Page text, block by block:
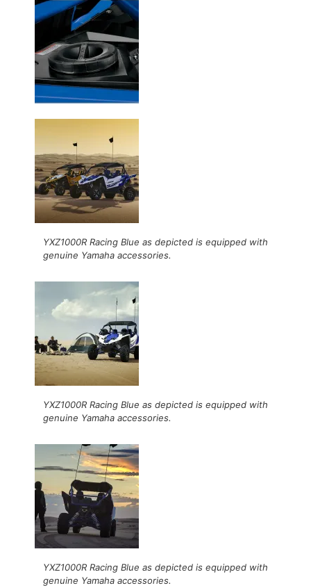
YXZ1000R Racing Blue as depicted is equipped with
genuine Yamaha accessories.
YXZ1000R Racing Blue as depicted is equipped with
genuine Yamaha accessories.
YXZ1000R Racing Blue as depicted is equipped with
genuine Yamaha accessories.